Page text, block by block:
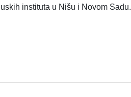
instituta u Nišu i Novom Sadu.